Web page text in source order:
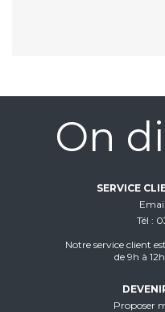
On
SERVICE
Email
Tél
Notre service client
de 9h à
Proposer